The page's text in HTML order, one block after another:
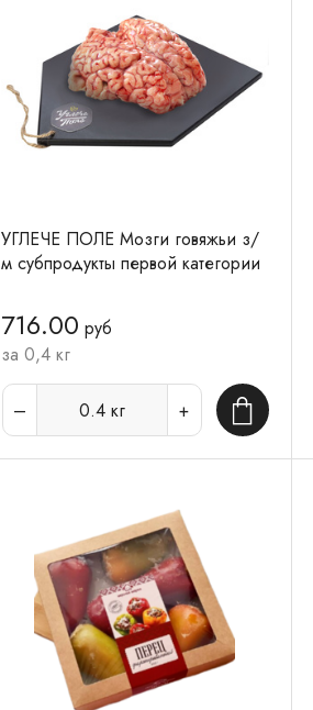
УГЛЕЧЕ ПОЛЕ Мозги говяжьи з/
м субпродукты первой категории
716.00 руб
за 0,4 кг
0.4 кг В корзину